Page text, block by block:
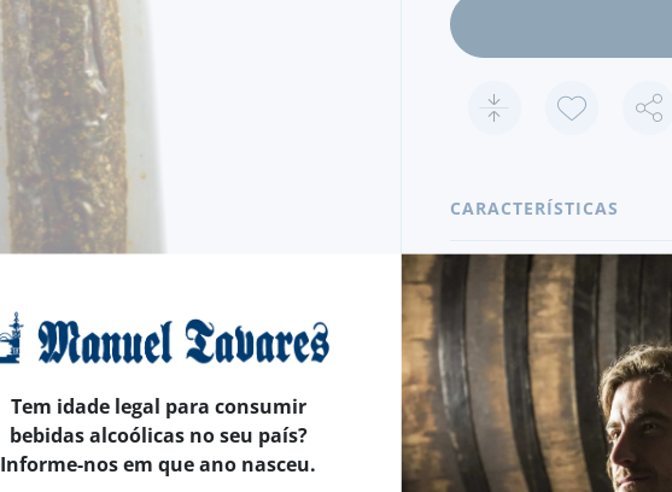
CARACTERÍSTICAS
PAÍS
PORTUGAL
PESO APROXIMADO
AVISO ALERGÉNEO
Tem idade legal para consumir
bebidas alcoólicas no seu país?
Informe-nos em que ano nasceu.